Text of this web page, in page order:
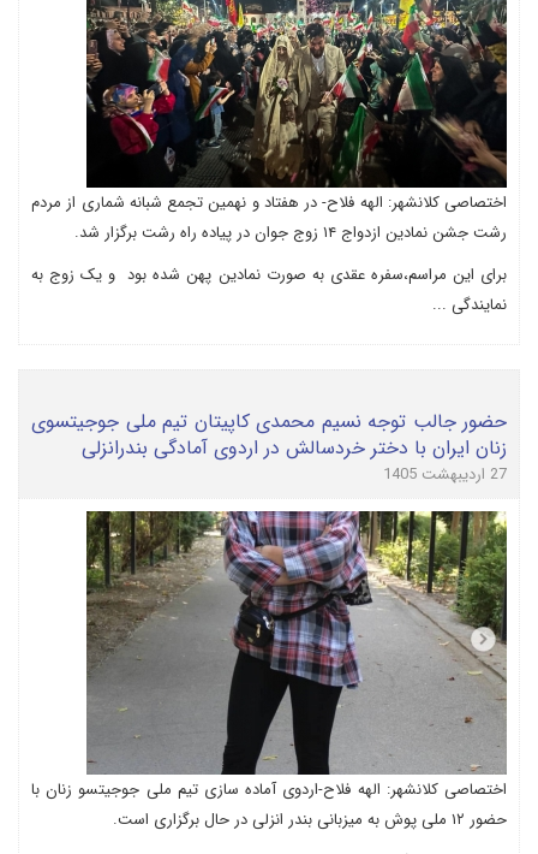
اختصاصی کلانشهر: الهه فلاح- در هفتاد و نهمین تجمع شبانه شماری از مردم
رشت جشن نمادین ازدواج ۱۴ زوج جوان در پیاده راه رشت برگزار شد.
برای این مراسم،سفره عقدی به صورت نمادین پهن شده بود و یک زوج به
نمایندگی ...
حضور جالب توجه نسیم محمدی کاپیتان تیم ملی جوجیتسوی
زنان ایران با دختر خردسالش در اردوی آمادگی بندرانزلی
27 اردیبهشت 1405
اختصاصی کلانشهر: الهه فلاح-اردوی آماده سازی تیم ملی جوجیتسو زنان با
حضور ۱۲ ملی پوش به میزبانی بندر انزلی در حال برگزاری است.